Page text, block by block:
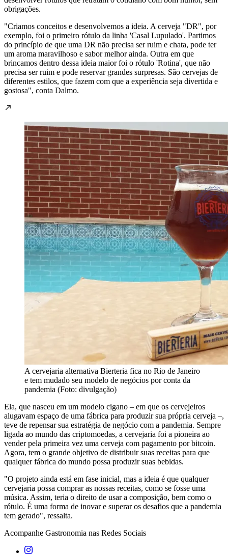
obrigações.
"Criamos conceitos e desenvolvemos a ideia. A cerveja "DR", por
exemplo, foi o primeiro rótulo da linha 'Casal Lupulado'. Partimos
do princípio de que uma DR não precisa ser ruim e chata, pode ter
um aroma maravilhoso e sabor melhor ainda. Outra em que
brincamos dentro dessa ideia maior foi o rótulo 'Rotina', que não
precisa ser ruim e pode reservar grandes surpresas. São cervejas de
diferentes estilos, que fazem com que a experiência seja divertida e
gostosa", conta Dalmo.
A cervejaria alternativa Bierteria fica no Rio de Janeiro
e tem mudado seu modelo de negócios por conta da
pandemia (Foto: divulgação)
Ela, que nasceu em um modelo cigano – em que os cervejeiros
alugavam espaço de uma fábrica para produzir sua própria cerveja –,
teve de repensar sua estratégia de negócio com a pandemia. Sempre
ligada ao mundo das criptomoedas, a cervejaria foi a pioneira ao
vender pela primeira vez uma cerveja com pagamento por bitcoin.
Agora, tem o grande objetivo de distribuir suas receitas para que
qualquer fábrica do mundo possa produzir suas bebidas.
"O projeto ainda está em fase inicial, mas a ideia é que qualquer
cervejaria possa comprar as nossas receitas, como se fosse uma
música. Assim, teria o direito de usar a composição, bem como o
rótulo. É uma forma de inovar e superar os desafios que a pandemia
tem gerado", ressalta.
Acompanhe Gastronomia nas Redes Sociais